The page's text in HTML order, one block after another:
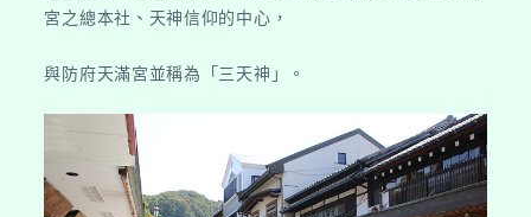
留
城
跡】
宮之總本社、天神信仰的中心，
與防府天滿宮並稱為「三天神」。